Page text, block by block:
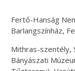
Fertő-Hanság
Barlangszínház,
Mithras-szentély,
Bányászati